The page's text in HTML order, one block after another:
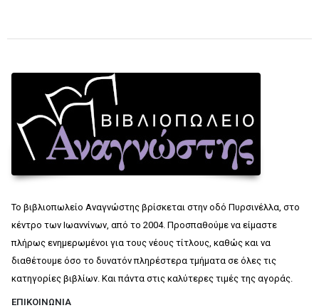
Το βιβλιοπωλείο Αναγνώστης βρίσκεται στην οδό Πυρσινέλλα, στο
κέντρο των Ιωαννίνων, από το 2004. Προσπαθούμε να είμαστε
πλήρως ενημερωμένοι για τους νέους τίτλους, καθώς και να
διαθέτουμε όσο το δυνατόν πληρέστερα τμήματα σε όλες τις
κατηγορίες βιβλίων. Και πάντα στις καλύτερες τιμές της αγοράς.
ΕΠΙΚΟΙΝΩΝΊΑ